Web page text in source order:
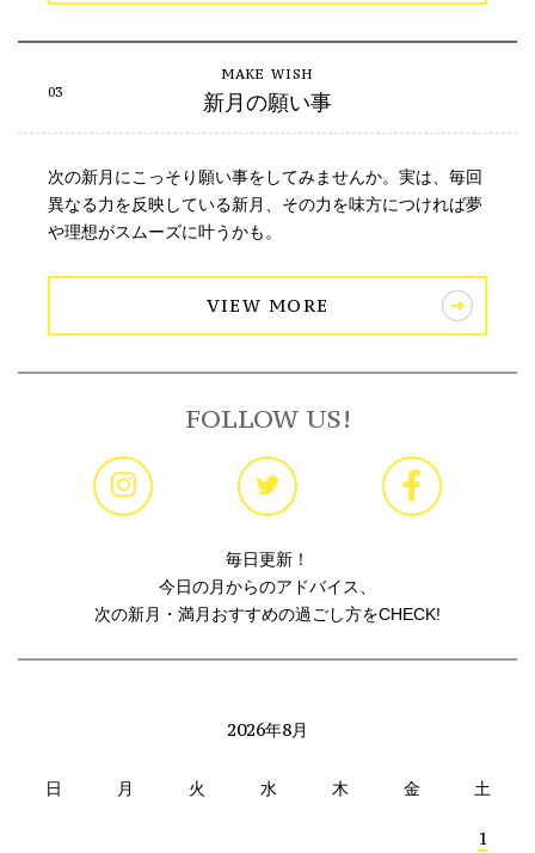
新月の願い事
次の新月にこっそり願い事をしてみませんか。実は、毎回
異なる力を反映している新月、その力を味方につければ夢
や理想がスムーズに叶うかも。
VIEW MORE
FOLLOW US!
毎日更新！
今日の月からのアドバイス、
次の新月・満月おすすめの過ごし方をCHECK!
2026年8月
日 月 火 水 木 金 土
1